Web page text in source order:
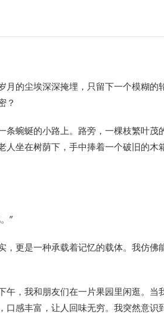
月的尘埃深深掩埋，只留下一个模糊的
？
条蜿蜒的小路上。路旁，一棵枝繁叶茂
坐在树荫下，手中捧着一个破旧的木
”
，更是一种承载着记忆的载体。我仿佛
午，我和朋友们在一片果园里闲逛。当
感丰富，让人回味无穷。我突然意识